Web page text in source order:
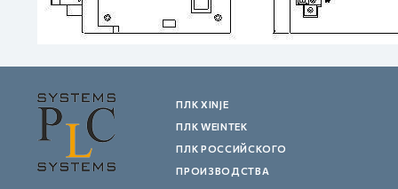
ПЛК XINJE
ПЛК WEINTEK
ПЛК РОССИЙСКОГО
ПРОИЗВОДСТВА